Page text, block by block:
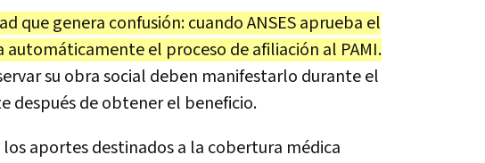
que genera confusión: cuando ANSES aprueba el
el proceso de afiliación al PAMI.
su obra social deben manifestarlo durante el
de obtener el beneficio.
aportes destinados a la cobertura médica